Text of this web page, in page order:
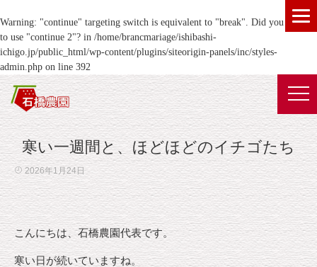
Warning: "continue" targeting switch is equivalent to "break". Did you mean
to use "continue 2"? in /home/brancmariage/ishibashi-
ichigo.jp/public_html/wp-content/plugins/siteorigin-panels/inc/styles-
admin.php on line 392
寒い一週間と、ほどほどのイチゴたち
2026年1月24日
こんにちは、石橋農園代表です。
寒い日が続いていますね。